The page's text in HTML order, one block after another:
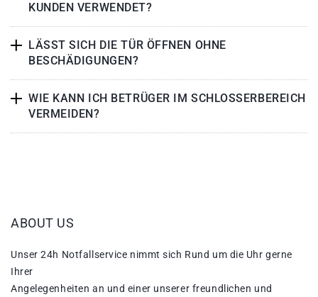
KUNDEN VERWENDET?
LÄSST SICH DIE TÜR ÖFFNEN OHNE
BESCHÄDIGUNGEN?
WIE KANN ICH BETRÜGER IM SCHLOSSERBEREICH
VERMEIDEN?
ABOUT US
Unser 24h Notfallservice nimmt sich Rund um die Uhr gerne
Ihrer
Angelegenheiten an und einer unserer freundlichen und